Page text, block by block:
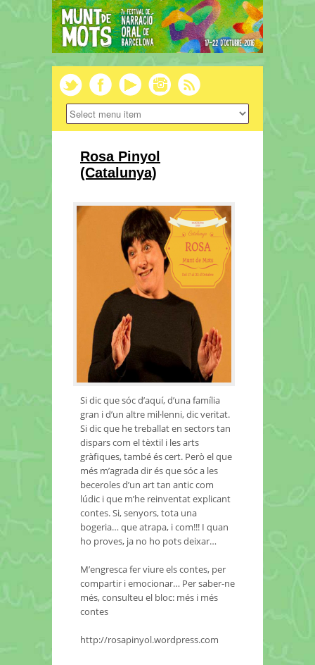
Rosa Pinyol
(Catalunya)
Si dic que sóc d’aquí, d’una família
gran i d’un altre mil·lenni, dic veritat.
Si dic que he treballat en sectors tan
dispars com el tèxtil i les arts
gràfiques, també és cert. Però el que
més m’agrada dir és que sóc a les
beceroles d’un art tan antic com
lúdic i que m’he reinventat explicant
contes. Si, senyors, tota una
bogeria… que atrapa, i com!!! I quan
ho proves, ja no ho pots deixar…
M’engresca fer viure els contes, per
compartir i emocionar… Per saber-ne
més, consulteu el bloc: més i més
contes
http://rosapinyol.wordpress.com